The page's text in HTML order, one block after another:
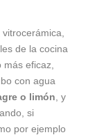
de la cocina
eficaz,
con agua
o limón , y
si
por ejemplo